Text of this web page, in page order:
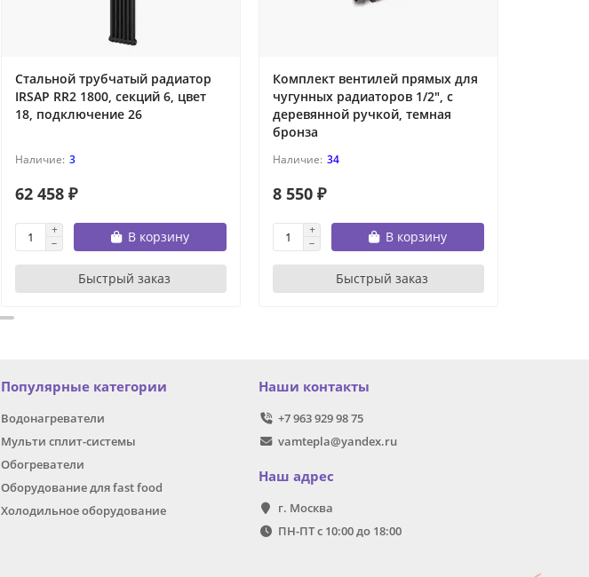
Стальной трубчатый радиатор
IRSAP RR2 1800, секций 6, цвет
18, подключение 26
3
62 458 ₽
В корзину
Быстрый заказ
Комплект вентилей прямых для
чугунных радиаторов 1/2", с
деревянной ручкой, темная
бронза
34
8 550 ₽
В корзину
Быстрый заказ
Популярные категории
Водонагреватели
Мульти сплит-системы
Обогреватели
Оборудование для fast food
Холодильное оборудование
Наши контакты
+7 963 929 98 75
vamtepla@yandex.ru
Наш адрес
г. Москва
ПН-ПТ с 10:00 до 18:00